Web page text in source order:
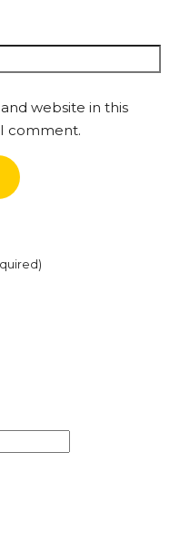
website in this
comment.